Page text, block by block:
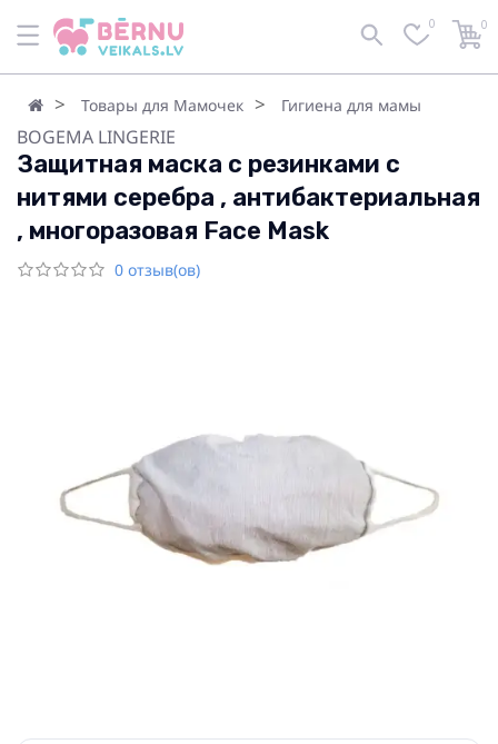
0 0
Товары для Мамочек Гигиена для мамы
BOGEMA LINGERIE
Защитная маска с резинками с
нитями серебра , антибактериальная
, многоразовая Face Mask
0 отзыв(ов)